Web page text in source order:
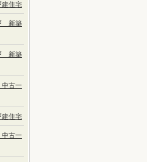
住宅
新築
新築
古一
住宅
古一